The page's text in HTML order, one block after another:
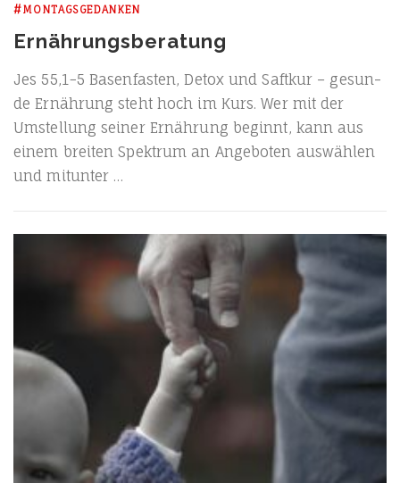
#MONTAGSGEDANKEN
Ernährungsberatung
Jes 55,1−5 Basen­fas­ten, Detox und Saft­kur – gesun­
de Ernäh­rung steht hoch im Kurs. Wer mit der
Umstel­lung sei­ner Ernäh­rung beginnt, kann aus
einem brei­ten Spek­trum an Ange­bo­ten aus­wäh­len
und mitunter …